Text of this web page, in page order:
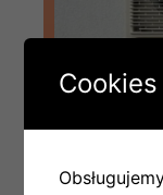
Cookies